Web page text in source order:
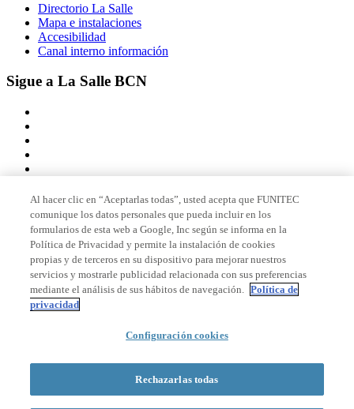
Directorio La Salle
Mapa e instalaciones
Accesibilidad
Canal interno información
Sigue a La Salle BCN
Miembro de
Acreditaciones
© 2026 La Salle Campus Barcelona - URL |
Formulario de búsqueda
Al hacer clic en “Aceptarlas todas”, usted acepta que FUNITEC
comunique los datos personales que pueda incluir en los
formularios de esta web a Google, Inc según se informa en la
Política de Privacidad y permite la instalación de cookies
propias y de terceros en su dispositivo para mejorar nuestros
servicios y mostrarle publicidad relacionada con sus preferencias
mediante el análisis de sus hábitos de navegación. Política de
privacidad
Configuración cookies
Rechazarlas todas